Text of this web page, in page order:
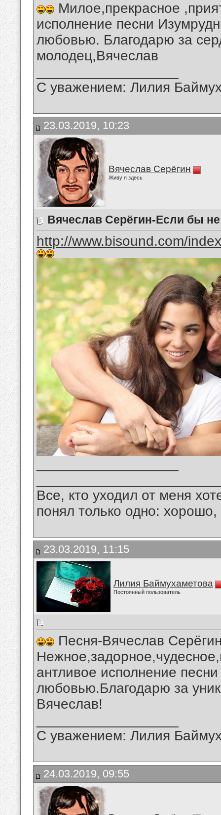
Милое,прекрасное
исполнение песни
любовью. Благодарю за
молодец,Вячеслав
С уважением: Лилия
23.03.2019, 10:23
Вячеслав Серёгин
Живу я здесь
Вячеслав Серёгин-Если бы
http://www.bisound.com/
Все, кто уходил от меня
понял только одно:
23.03.2019, 11:15
Лилия Баймухаметова
Постоянный пользователь
Песня-Вячеслав
антливое исполнение
любовью.Благодарю за
Вячеслав!
С уважением: Лилия
24.03.2019, 09:55